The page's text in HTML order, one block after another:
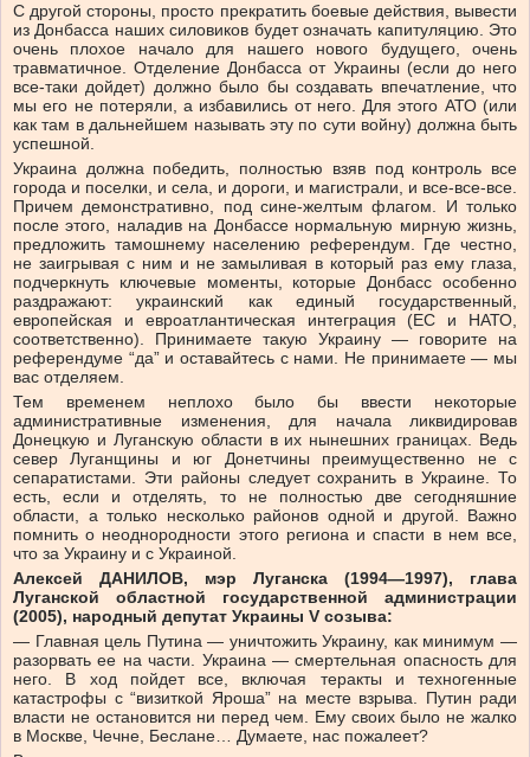
С другой стороны, просто прекратить боевые действия, вывести
из Донбасса наших силовиков будет означать капитуляцию. Это
очень плохое начало для нашего нового будущего, очень
травматичное. Отделение Донбасса от Украины (если до него
все-таки дойдет) должно было бы создавать впечатление, что
мы его не потеряли, а избавились от него. Для этого АТО (или
как там в дальнейшем называть эту по сути войну) должна быть
успешной.
Украина должна победить, полностью взяв под контроль все
города и поселки, и села, и дороги, и магистрали, и все-все-все.
Причем демонстративно, под сине-желтым флагом. И только
после этого, наладив на Донбассе нормальную мирную жизнь,
предложить тамошнему населению референдум. Где честно,
не заигрывая с ним и не замыливая в который раз ему глаза,
подчеркнуть ключевые моменты, которые Донбасс особенно
раздражают: украинский как единый государственный,
европейская и евроатлантическая интеграция (ЕС и НАТО,
соответственно). Принимаете такую Украину — говорите на
референдуме “да” и оставайтесь с нами. Не принимаете — мы
вас отделяем.
Тем временем неплохо было бы ввести некоторые
административные изменения, для начала ликвидировав
Донецкую и Луганскую области в их нынешних границах. Ведь
север Луганщины и юг Донетчины преимущественно не с
сепаратистами. Эти районы следует сохранить в Украине. То
есть, если и отделять, то не полностью две сегодняшние
области, а только несколько районов одной и другой. Важно
помнить о неоднородности этого региона и спасти в нем все,
что за Украину и с Украиной.
Алексей ДАНИЛОВ, мэр Луганска (1994—1997), глава
Луганской областной государственной администрации
(2005), народный депутат Украины V созыва:
— Главная цель Путина — уничтожить Украину, как минимум —
разорвать ее на части. Украина — смертельная опасность для
него. В ход пойдет все, включая теракты и техногенные
катастрофы с “визиткой Яроша” на месте взрыва. Путин ради
власти не остановится ни перед чем. Ему своих было не жалко
в Москве, Чечне, Беслане… Думаете, нас пожалеет?